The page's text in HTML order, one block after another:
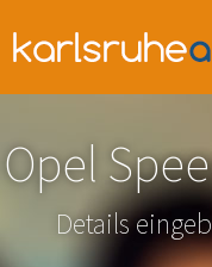
Opel
Details